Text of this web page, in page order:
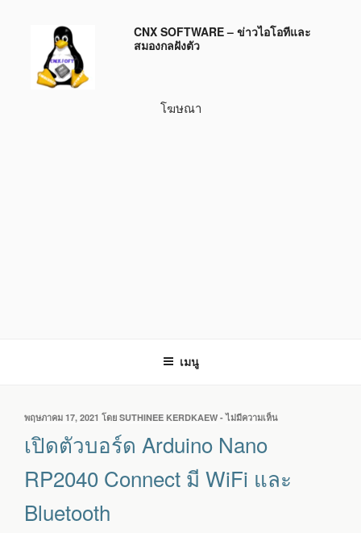
บทความ
CNX SOFTWARE – ข่าวไอโอทีและ
สมองกลฝังตัว
โฆษณา
เมนู
เขียน
ที่
พฤษภาคม 17, 2021 โดย SUTHINEE KERDKAEW -ไม่มีความเห็น
ARDUINO
เปิดตัวบอร์ด Arduino Nano
RP2040 Connect มี WiFi และ
Bluetooth